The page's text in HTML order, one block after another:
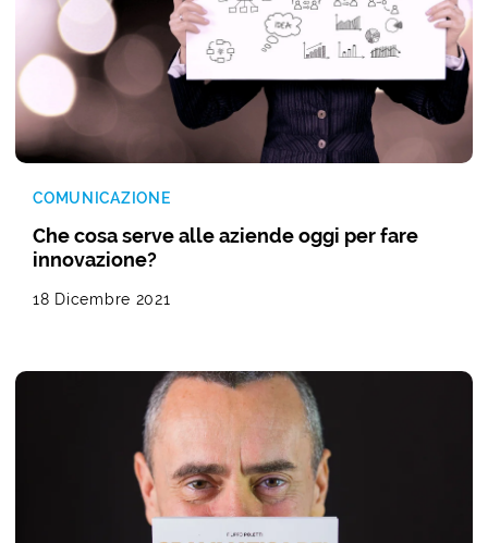
COMUNICAZIONE
Che cosa serve alle aziende oggi per fare
innovazione?
18 Dicembre 2021